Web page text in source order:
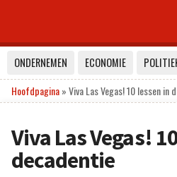
ONDERNEMEN ECONOMIE
Hoofdpagina»Viva Las Vegas! 10 lessen in
Viva Las Vegas!
decadentie